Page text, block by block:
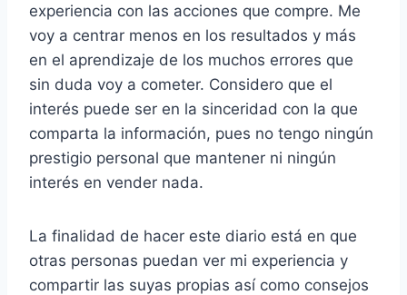
experiencia con las acciones que compre. Me
voy a centrar menos en los resultados y más
en el aprendizaje de los muchos errores que
sin duda voy a cometer. Considero que el
interés puede ser en la sinceridad con la que
comparta la información, pues no tengo ningún
prestigio personal que mantener ni ningún
interés en vender nada.
La finalidad de hacer este diario está en que
otras personas puedan ver mi experiencia y
compartir las suyas propias así como consejos